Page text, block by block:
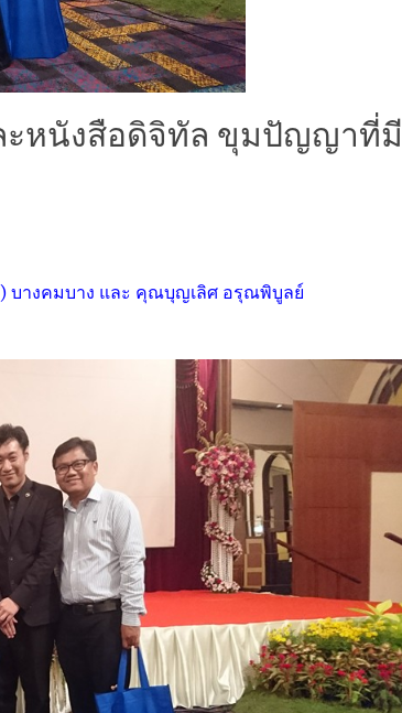
ะหนังสือดิจิทัล ขุมปัญญาที่มี
บางคมบาง และ คุณบุญเลิศ อรุณพิบูลย์